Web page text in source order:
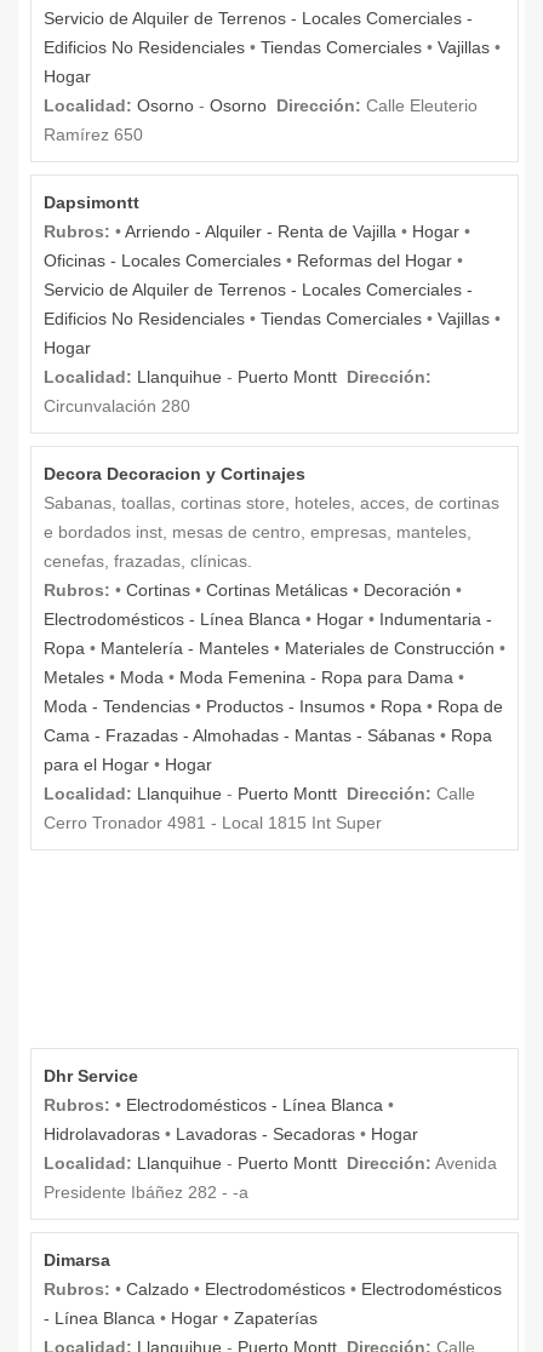
Servicio de Alquiler de Terrenos - Locales Comerciales -
Edificios No Residenciales • Tiendas Comerciales • Vajillas •
Hogar
Localidad: Osorno - Osorno Dirección: Calle Eleuterio
Ramírez 650
Dapsimontt
Rubros: •Arriendo - Alquiler - Renta de Vajilla • Hogar •
Oficinas - Locales Comerciales • Reformas del Hogar •
Servicio de Alquiler de Terrenos - Locales Comerciales -
Edificios No Residenciales • Tiendas Comerciales • Vajillas •
Hogar
Localidad: Llanquihue - Puerto Montt Dirección:
Circunvalación 280
Decora Decoracion y Cortinajes
Sabanas, toallas, cortinas store, hoteles, acces, de cortinas
e bordados inst, mesas de centro, empresas, manteles,
cenefas, frazadas, clínicas.
Rubros: • Cortinas • Cortinas Metálicas • Decoración •
Electrodomésticos - Línea Blanca • Hogar • Indumentaria -
Ropa • Mantelería - Manteles • Materiales de Construcción •
Metales • Moda • Moda Femenina - Ropa para Dama •
Moda - Tendencias • Productos - Insumos • Ropa • Ropa de
Cama - Frazadas - Almohadas - Mantas - Sábanas • Ropa
para el Hogar • Hogar
Localidad: Llanquihue - Puerto Montt Dirección: Calle
Cerro Tronador 4981 - Local 1815 Int Super
Dhr Service
Rubros: • Electrodomésticos - Línea Blanca •
Hidrolavadoras • Lavadoras - Secadoras • Hogar
Localidad: Llanquihue - Puerto Montt Dirección: Avenida
Presidente Ibáñez 282 - -a
Dimarsa
Rubros: • Calzado • Electrodomésticos • Electrodomésticos
- Línea Blanca • Hogar • Zapaterías
Localidad: Llanquihue - Puerto Montt Dirección: Calle